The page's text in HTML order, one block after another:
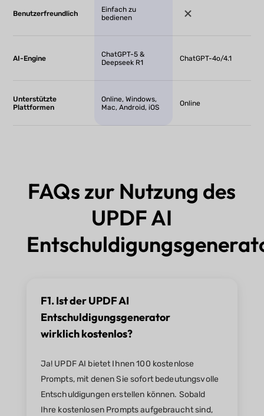
Benutzerfreundlich
Einfach zu
bedienen
AI-Engine
ChatGPT-5 &
Deepseek R1
ChatGPT-4o/4.1
Unterstützte
Plattformen
Online, Windows,
Mac, Android, iOS
Online
FAQs zur Nutzung des
UPDF AI
F1. Ist der UPDF AI
Entschuldigungsgenerator
wirklich kostenlos?
Ja! UPDF AI bietet Ihnen 100 kostenlose
Prompts, mit denen Sie sofort bedeutungsvolle
Entschuldigungen erstellen können. Sobald
Ihre kostenlosen Prompts aufgebraucht sind,